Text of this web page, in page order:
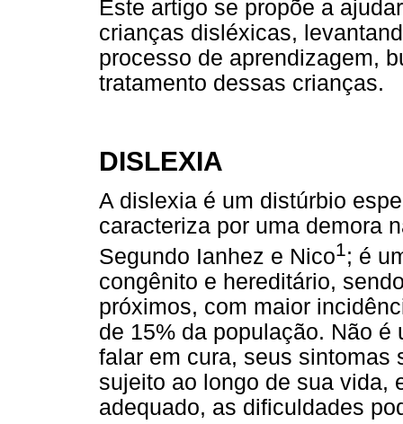
Este artigo se propõe a
crianças disléxicas,
processo de aprendizagem,
tratamento dessas crianças.
DISLEXIA
A dislexia é um distúrbio
caracteriza por uma demora
Segundo Ianhez e Nico1; é
congênito e hereditário,
próximos, com maior
de 15% da população. Não
falar em cura, seus sintomas
sujeito ao longo de sua vida,
adequado, as dificuldades